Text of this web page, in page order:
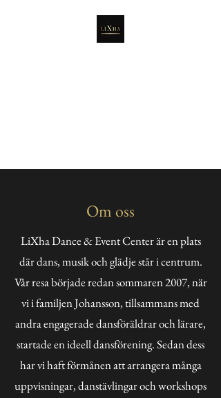
Om oss
LiXha Dance & Event Center är en plats
där dans, musik och glädje står i centrum.
Vår resa började redan sommaren 2007, när
vi i familjen Johansson, tillsammans med
andra engagerade dansföräldrar och lärare,
startade en ideell dansförening. Sedan dess
har vi haft förmånen att arrangera många
uppvisningar, danstävlingar och workshops